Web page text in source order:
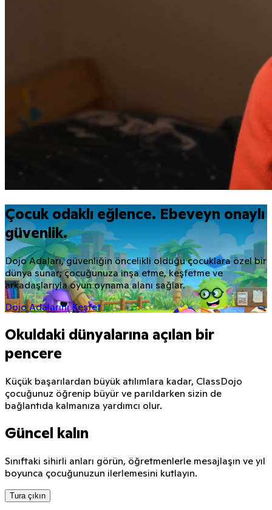
Çocuk odaklı eğlence. Ebeveyn onaylı
güvenlik.
Dojo Adaları, güvenliğin öncelikli olduğu çocuklara özel bir
dünya sunar; çocuğunuza inşa etme, keşfetme ve
arkadaşlarıyla oyun oynama alanı sağlar.
Dojo Adalarını Keşfet
Okuldaki dünyalarına açılan bir
pencere
Küçük başarılardan büyük atılımlara kadar, ClassDojo
çocuğunuz öğrenip büyür ve parıldarken sizin de
bağlantıda kalmanıza yardımcı olur.
Güncel kalın
Sınıftaki sihirli anları görün, öğretmenlerle mesajlaşın ve yıl
boyunca çocuğunuzun ilerlemesini kutlayın.
Tura çıkın